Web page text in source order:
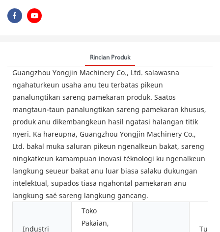
Rincian Produk
Guangzhou Yongjin Machinery Co., Ltd. salawasna
ngahaturkeun usaha anu teu terbatas pikeun
panalungtikan sareng pamekaran produk. Saatos
mangtaun-taun panalungtikan sareng pamekaran khusus,
produk anu dikembangkeun hasil ngatasi halangan titik
nyeri. Ka hareupna, Guangzhou Yongjin Machinery Co.,
Ltd. bakal muka saluran pikeun ngenalkeun bakat, sareng
ningkatkeun kamampuan inovasi téknologi ku ngenalkeun
langkung seueur bakat anu luar biasa salaku dukungan
intelektual, supados tiasa ngahontal pamekaran anu
langkung saé sareng langkung gancang.
Industri
Toko
Pakaian,
Turki,